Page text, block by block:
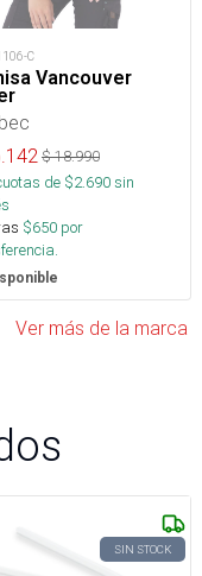
C
Vancouver
$18.990
de $2.690sin
$650 por
Ver más de la marca
SIN STOCK